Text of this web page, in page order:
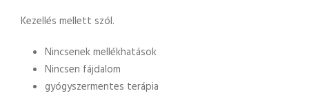
Kezellés mellett szól.
Nincsenek mellékhatások
Nincsen fájdalom
gyógyszermentes terápia